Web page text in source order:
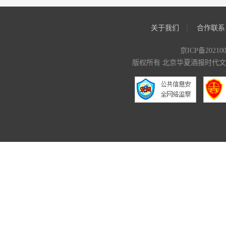
关于我们 合作联系
京ICP备
版权所有 北京华夏酒报时代文